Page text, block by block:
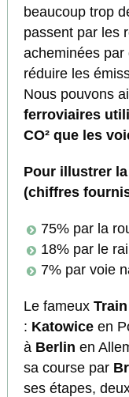
beaucoup trop
passent par les
acheminées
réduire les
Nous pouvons
ferroviaires
CO² que les
Pour illustrer
(chiffres
75% par la
18% par le
7% par voie
Le fameux
: Katowiceen
à Berlin en
sa course par
ses étapes,